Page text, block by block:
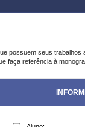
possuem seus trabalhos
faça referência à